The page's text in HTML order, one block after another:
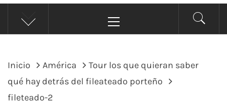
principal
Inicio América
Tour los que quieran saber
qué hay detrás del fileateado porteño
fileteado-2